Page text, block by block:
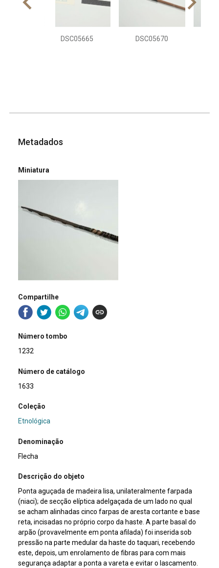
DSC05665 DSC05670
Metadados
Miniatura
Compartilhe
Número tombo
1232
Número de catálogo
1633
Coleção
Etnológica
Denominação
Flecha
Descrição do objeto
Ponta aguçada de madeira lisa, unilateralmente farpada
(niaci); de secção elíptica adelgaçada de um lado no qual
se acham alinhadas cinco farpas de aresta cortante e base
reta, incisadas no próprio corpo da haste. A parte basal do
arpão (provavelmente em ponta afilada) foi inserida sob
pressão na parte medular da haste do taquari, recebendo
este, depois, um enrolamento de fibras para com mais
segurança adaptar a ponta a vareta e evitar o lascamento.